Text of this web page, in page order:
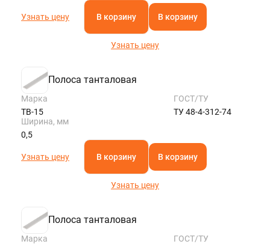
Узнать цену В корзину В корзину
Узнать цену
Полоса танталовая
Марка
ТВ-15
ГОСТ/ТУ
ТУ 48-4-312-74
Ширина, мм
0,5
Узнать цену В корзину В корзину
Узнать цену
Полоса танталовая
Марка
ГОСТ/ТУ